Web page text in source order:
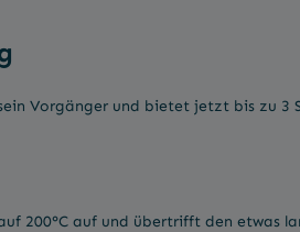
Vorgänger und bietet jetzt bis zu 3
200°C auf und übertrifft den